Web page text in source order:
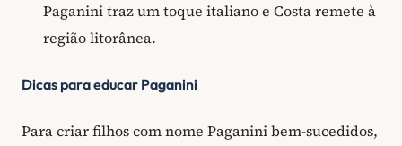
Paganini traz um toque italiano e Costa remete à
região litorânea.
Dicas para educar Paganini
Para criar filhos com nome Paganini bem-sucedidos,